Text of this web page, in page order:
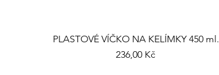
PLASTOVÉ VÍČKO NA KELÍMKY 450 ml.
Cena
236,00 Kč